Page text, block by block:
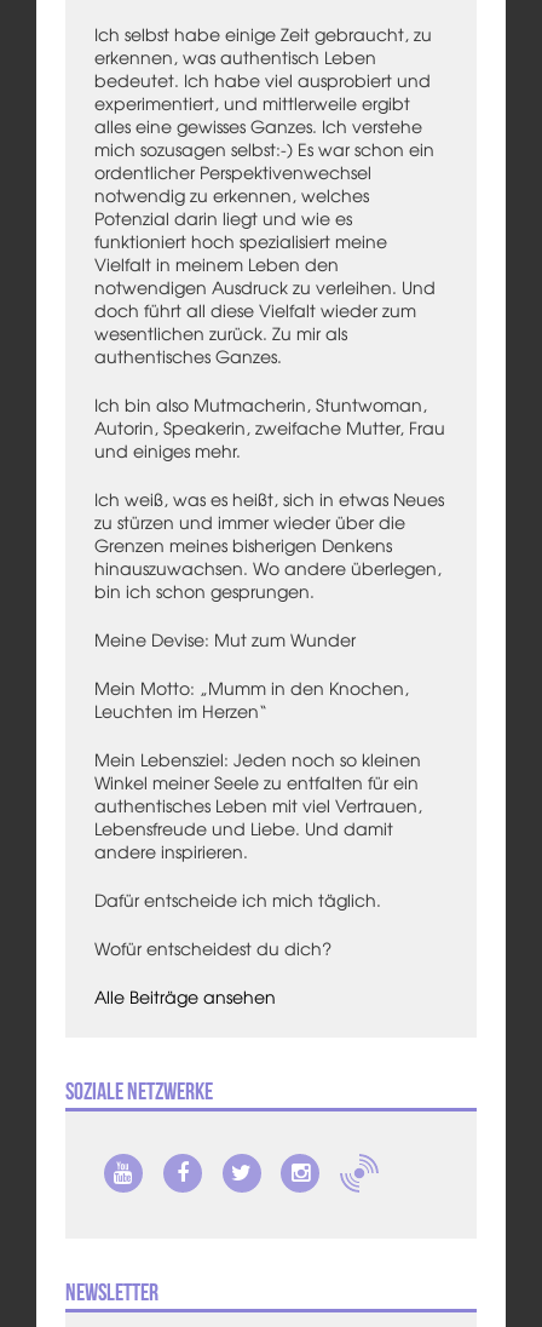
Ich selbst habe einige Zeit gebraucht, zu
erkennen, was authentisch Leben
bedeutet. Ich habe viel ausprobiert und
experimentiert, und mittlerweile ergibt
alles eine gewisses Ganzes. Ich verstehe
mich sozusagen selbst:-) Es war schon ein
ordentlicher Perspektivenwechsel
notwendig zu erkennen, welches
Potenzial darin liegt und wie es
funktioniert hoch spezialisiert meine
Vielfalt in meinem Leben den
notwendigen Ausdruck zu verleihen. Und
doch führt all diese Vielfalt wieder zum
wesentlichen zurück. Zu mir als
authentisches Ganzes.
Ich bin also Mutmacherin, Stuntwoman,
Autorin, Speakerin, zweifache Mutter, Frau
und einiges mehr.
Ich weiß, was es heißt, sich in etwas Neues
zu stürzen und immer wieder über die
Grenzen meines bisherigen Denkens
hinauszuwachsen. Wo andere überlegen,
bin ich schon gesprungen.
Meine Devise: Mut zum Wunder
Mein Motto: „Mumm in den Knochen,
Leuchten im Herzen“
Mein Lebensziel: Jeden noch so kleinen
Winkel meiner Seele zu entfalten für ein
authentisches Leben mit viel Vertrauen,
Lebensfreude und Liebe. Und damit
andere inspirieren.
Dafür entscheide ich mich täglich.
Wofür entscheidest du dich?
Alle Beiträge ansehen
Soziale Netzwerke
Newsletter